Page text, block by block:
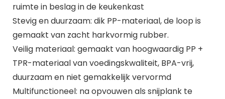
ruimte in beslag in de keukenkast
Stevig en duurzaam: dik PP-materiaal, de loop is
gemaakt van zacht harkvormig rubber.
Veilig materiaal: gemaakt van hoogwaardig PP +
TPR-materiaal van voedingskwaliteit, BPA-vrij,
duurzaam en niet gemakkelijk vervormd
Multifunctioneel: na opvouwen als snijplank te